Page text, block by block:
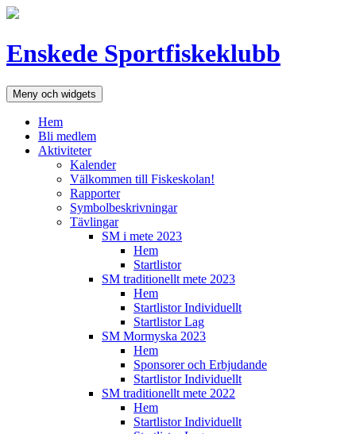
Hoppa
Enskede Sportfiskeklubb
Meny och widgets
Hem
Bli medlem
Aktiviteter
Kalender
Välkommen till Fiskeskolan!
Rapporter
Symbolbeskrivningar
Tävlingar
SM i mete 2023
Hem
Startlistor
SM traditionellt mete 2023
Hem
Startlistor Individuellt
Startlistor Lag
SM Mormyska 2023
Hem
Sponsorer och Erbjudande
Startlistor Individuellt
SM traditionellt mete 2022
Hem
Startlistor Individuellt